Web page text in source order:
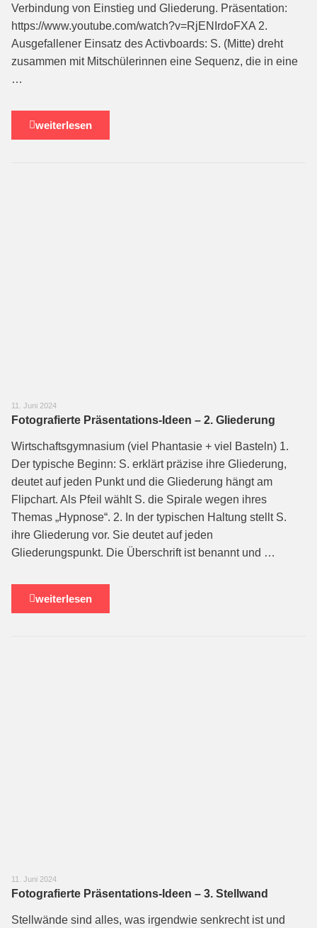
Verbin­dung von Einstieg und Glie­derung. Präsentation:
https://www.youtube.com/watch?v=RjENIrdoFXA 2.
Ausgefallener Einsatz des Activboards: S. (Mitte) dreht
zusammen mit Mitschülerin­nen eine Sequenz, die in eine
…
weiterlesen
11. Juni 2024
Fotografierte Präsentations-Ideen – 2. Gliederung
Wirtschaftsgymnasium (viel Phantasie + viel Basteln) 1.
Der typische Beginn: S. er­klärt präzise ihre Gliederung,
deutet auf jeden Punkt und die Gliederung hängt am
Flipchart. Als Pfeil wählt S. die Spirale wegen ihres
Themas „Hyp­nose“. 2. In der typischen Haltung stellt S.
ihre Gliederung vor. Sie deutet auf jeden
Gliederungspunkt. Die Überschrift ist benannt und …
weiterlesen
11. Juni 2024
Fotografierte Präsentations-Ideen – 3. Stellwand
Stellwände sind alles, was irgendwie senkrecht ist und